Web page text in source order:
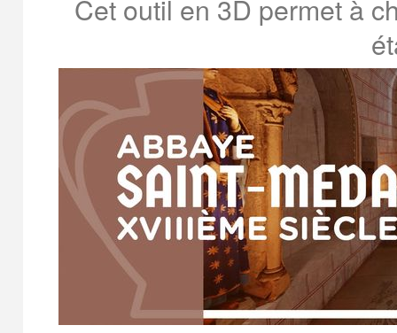
Cet outil en 3D permet à